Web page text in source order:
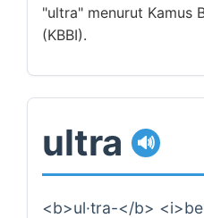
"ultra" menurut Kamus
(KBBI).
ultra 🔊
<b>ul·tra-</b>